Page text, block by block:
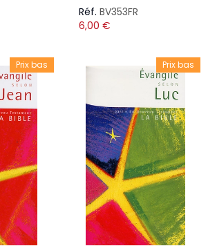
Réf. BV353FR
6,00 €
Prix bas Prix bas